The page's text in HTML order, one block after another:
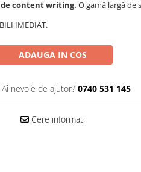
content writing. O gamă largă de
IMEDIAT.
ADAUGA IN COS
Ai nevoie de ajutor? 0740 531 145
Cere informatii